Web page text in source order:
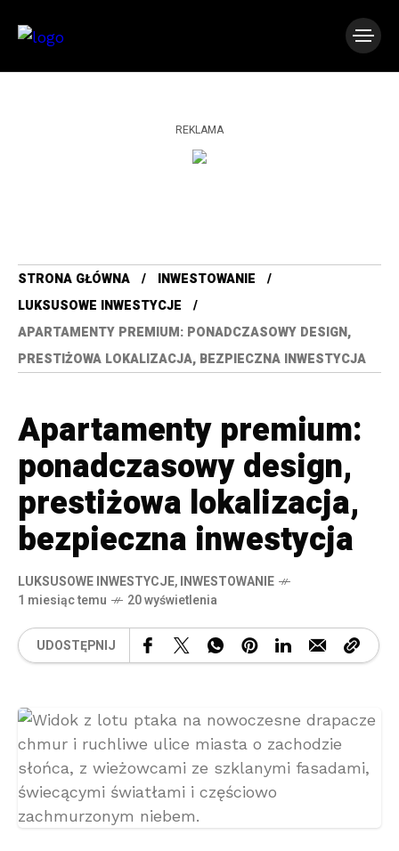
REKLAMA
STRONA GŁÓWNA
INWESTOWANIE
LUKSUSOWE INWESTYCJE
APARTAMENTY PREMIUM: PONADCZASOWY DESIGN,
PRESTIŻOWA LOKALIZACJA, BEZPIECZNA INWESTYCJA
Apartamenty premium:
ponadczasowy design,
prestiżowa lokalizacja,
bezpieczna inwestycja
LUKSUSOWE INWESTYCJE,INWESTOWANIE
1 miesiąc temu
20 wyświetlenia
UDOSTĘPNIJ